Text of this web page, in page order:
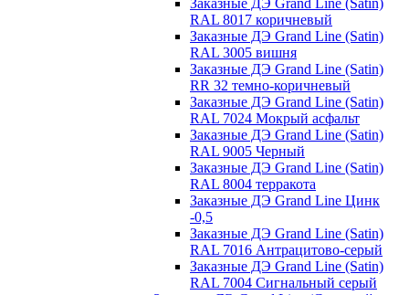
RAL 8017 коричневый
Заказные ДЭ Grand Line (Satin)
RAL 3005 вишня
Заказные ДЭ Grand Line (Satin)
RR 32 темно-коричневый
Заказные ДЭ Grand Line (Satin)
RAL 7024 Мокрый асфальт
Заказные ДЭ Grand Line (Satin)
RAL 9005 Черный
Заказные ДЭ Grand Line (Satin)
RAL 8004 терракота
Заказные ДЭ Grand Line Цинк
-0,5
Заказные ДЭ Grand Line (Satin)
RAL 7016 Антрацитово-серый
Заказные ДЭ Grand Line (Satin)
RAL 7004 Сигнальный серый